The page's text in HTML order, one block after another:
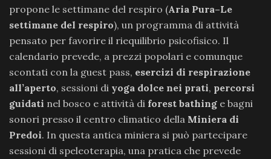
propone le settimane del respiro (Aria Pura–Le
settimane del respiro), un programma di attività
pensato per favorire il riequilibrio psicofisico. Il
calendario prevede, a prezzi popolari e comunque
scontati con la guest pass, esercizi di respirazione
all’aperto, sessioni di yoga dolce nei prati, percorsi
guidati nel bosco e attività di forest bathing e bagni
sonori presso il centro climatico della Miniera di
Predoi. In questa antica miniera si può partecipare
sessioni di speleoterapia, una pratica che prevede